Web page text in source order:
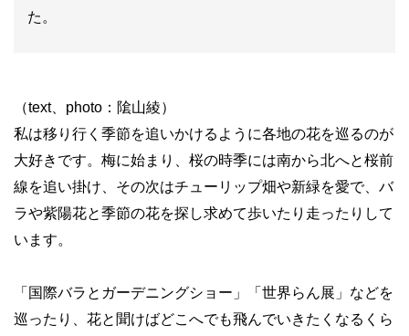
た。
（text、photo：隂山綾）
私は移り行く季節を追いかけるように各地の花を巡るのが
大好きです。梅に始まり、桜の時季には南から北へと桜前
線を追い掛け、その次はチューリップ畑や新緑を愛で、バ
ラや紫陽花と季節の花を探し求めて歩いたり走ったりして
います。
「国際バラとガーデニングショー」「世界らん展」などを
巡ったり、花と聞けばどこへでも飛んでいきたくなるくら